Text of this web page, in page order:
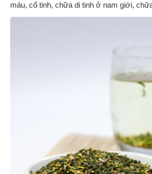
máu, cố tinh, chữa di tinh ở nam giới,